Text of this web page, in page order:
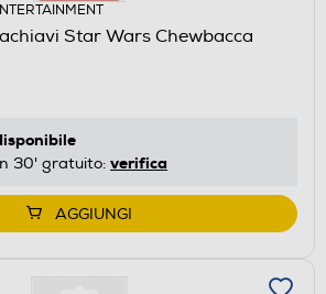
Star Wars Chewbacca
30' gratuito: verifica
AGGIUNGI